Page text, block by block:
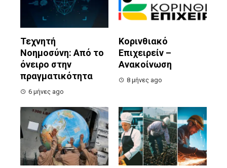
Τεχνητή
Νοημοσύνη: Από το
όνειρο στην
πραγματικότητα
6 μήνες ago
Κορινθιακό
Επιχειρείν –
Ανακοίνωση
8 μήνες ago